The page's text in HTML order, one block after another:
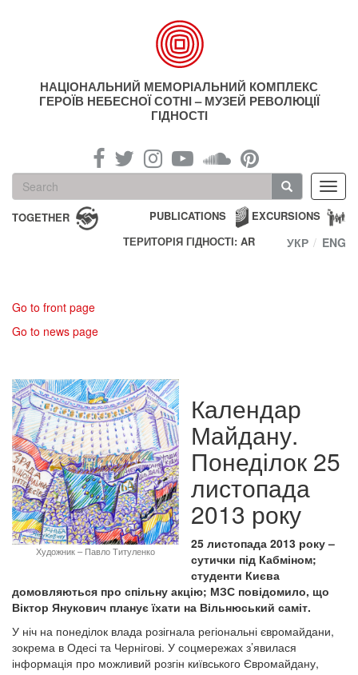
НАЦІОНАЛЬНИЙ МЕМОРІАЛЬНИЙ КОМПЛЕКС
ГЕРОЇВ НЕБЕСНОЇ СОТНІ – МУЗЕЙ РЕВОЛЮЦІЇ
ГІДНОСТІ
Search
form
Search
TOGETHER EXCURSIONS
PUBLICATIONS
ТЕРИТОРІЯ ГІДНОСТІ: AR
УКР ENG
Go to front page
Go to news page
Художник – Павло Титуленко
Календар
Майдану.
Понеділок 25
листопада
2013 року
25 листопада 2013 року –
сутички під Кабміном;
студенти Києва
домовляються про спільну акцію; МЗС повідомило, що
Віктор Янукович планує їхати на Вільнюський саміт.
У ніч на понеділок влада розігнала регіональні євромайдани,
зокрема в Одесі та Чернігові. У соцмережах з’явилася
інформація про можливий розгін київського Євромайдану,